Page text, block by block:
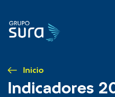
Inicio
Indicadores